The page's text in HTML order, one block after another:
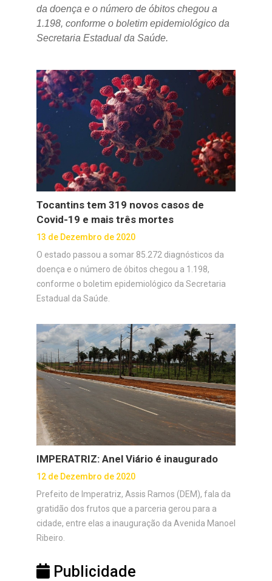
da doença e o número de óbitos chegou a
1.198, conforme o boletim epidemiológico da
Secretaria Estadual da Saúde.
Tocantins tem 319 novos casos de
Covid-19 e mais três mortes
13 de Dezembro de 2020
O estado passou a somar 85.272 diagnósticos da
doença e o número de óbitos chegou a 1.198,
conforme o boletim epidemiológico da Secretaria
Estadual da Saúde.
IMPERATRIZ: Anel Viário é inaugurado
12 de Dezembro de 2020
Prefeito de Imperatriz, Assis Ramos (DEM), fala da
gratidão dos frutos que a parceria gerou para a
cidade, entre elas a inauguração da Avenida Manoel
Ribeiro.
Publicidade